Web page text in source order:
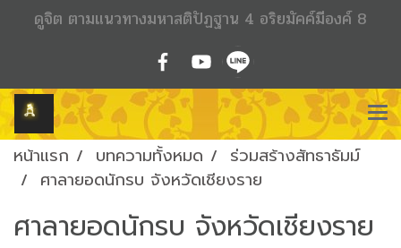
ดูจิต ตามแนวทางมหาสติปัฏฐาน 4 อริยมัคค์มีองค์ 8
หน้าแรก บทความทั้งหมด
ร่วมสร้างสัทธาธัมม์
ศาลายอดนักรบ จังหวัดเชียงราย
ศาลายอดนักรบ จังหวัดเชียงราย